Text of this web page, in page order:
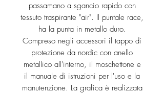
passamano a sgancio rapido con
tessuto traspirante "air". Il puntale race,
ha la punta in metallo duro.
Compreso negli accessori il tappo di
protezione da nordic con anello
metallico all'interno, il moschettone e
il manuale di istruzioni per l'uso e la
manutenzione. La grafica è realizzata